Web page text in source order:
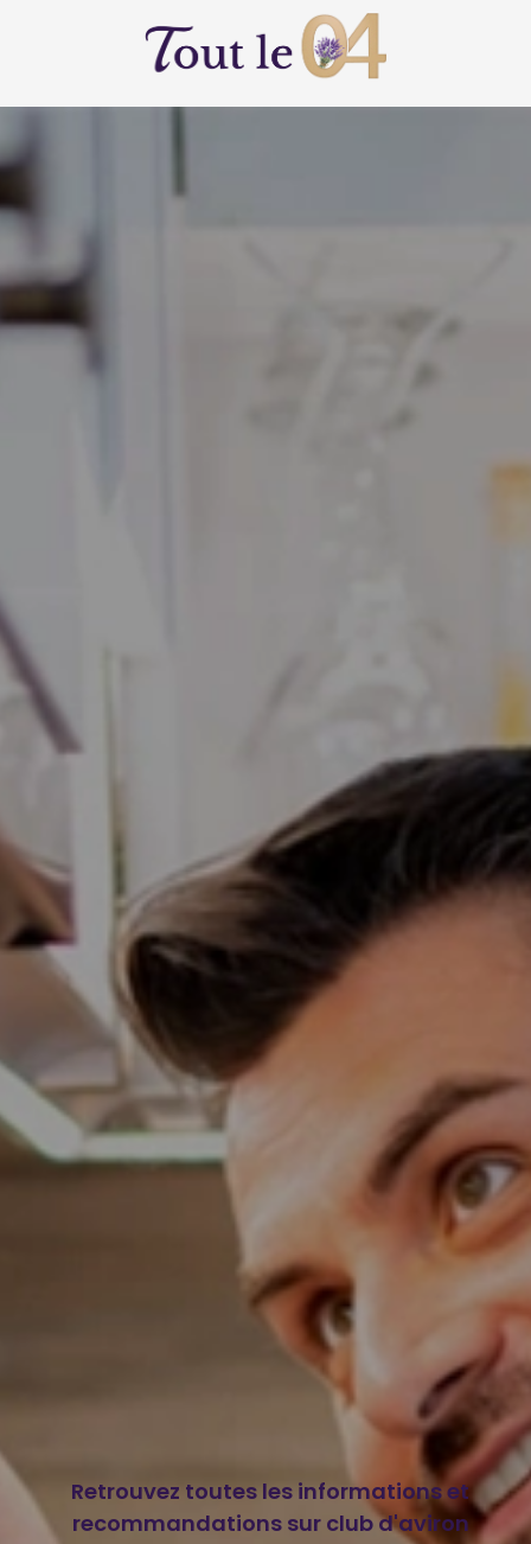
Retrouvez toutes les informations et
recommandations sur club d'aviron